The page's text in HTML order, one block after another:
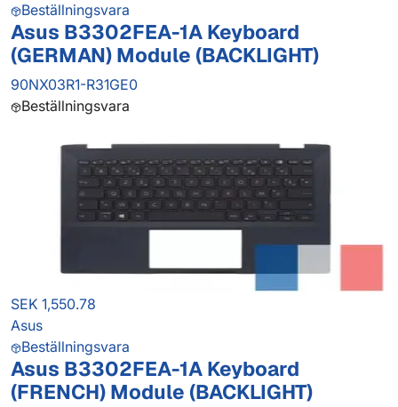
Beställningsvara
Asus B3302FEA-1A Keyboard
(GERMAN) Module (BACKLIGHT)
90NX03R1-R31GE0
Beställningsvara
SEK 1,550.78
Asus
Beställningsvara
Asus B3302FEA-1A Keyboard
(FRENCH) Module (BACKLIGHT)